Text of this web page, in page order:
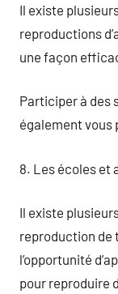
Il existe
reproductions
une façon
Participer à des
également
8. Les écoles et
Il existe
reproduction de
l’opportunité
pour reproduire